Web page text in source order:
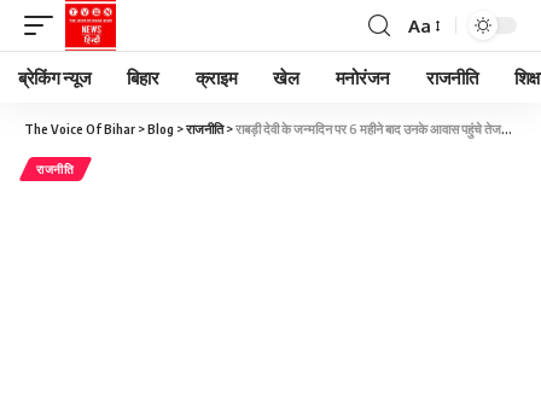
Aa
ब्रेकिंग न्यूज बिहार क्राइम खेल मनोरंजन राजनीति
The Voice Of Bihar >Blog >राजनीति>राबड़ी देवी के जन्मदिन पर 6 महीने बाद उनके आवास पहुंचे तेजप्रताप यादव, साथ में काटा केक
राजनीति